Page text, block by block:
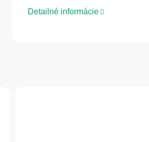
Detailné informácie